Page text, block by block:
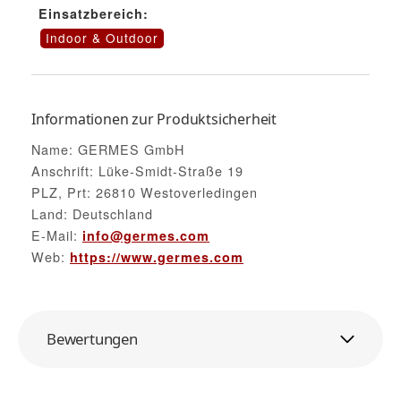
Einsatzbereich:
Indoor & Outdoor
Informationen zur Produktsicherheit
Name: GERMES GmbH
Anschrift: Lüke-Smidt-Straße 19
PLZ, Prt: 26810 Westoverledingen
Land: Deutschland
E-Mail: info@germes.com
Web: https://www.germes.com
Bewertungen